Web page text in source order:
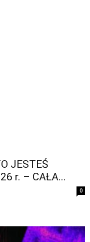
JESTEŚ
r. – CAŁA...
0